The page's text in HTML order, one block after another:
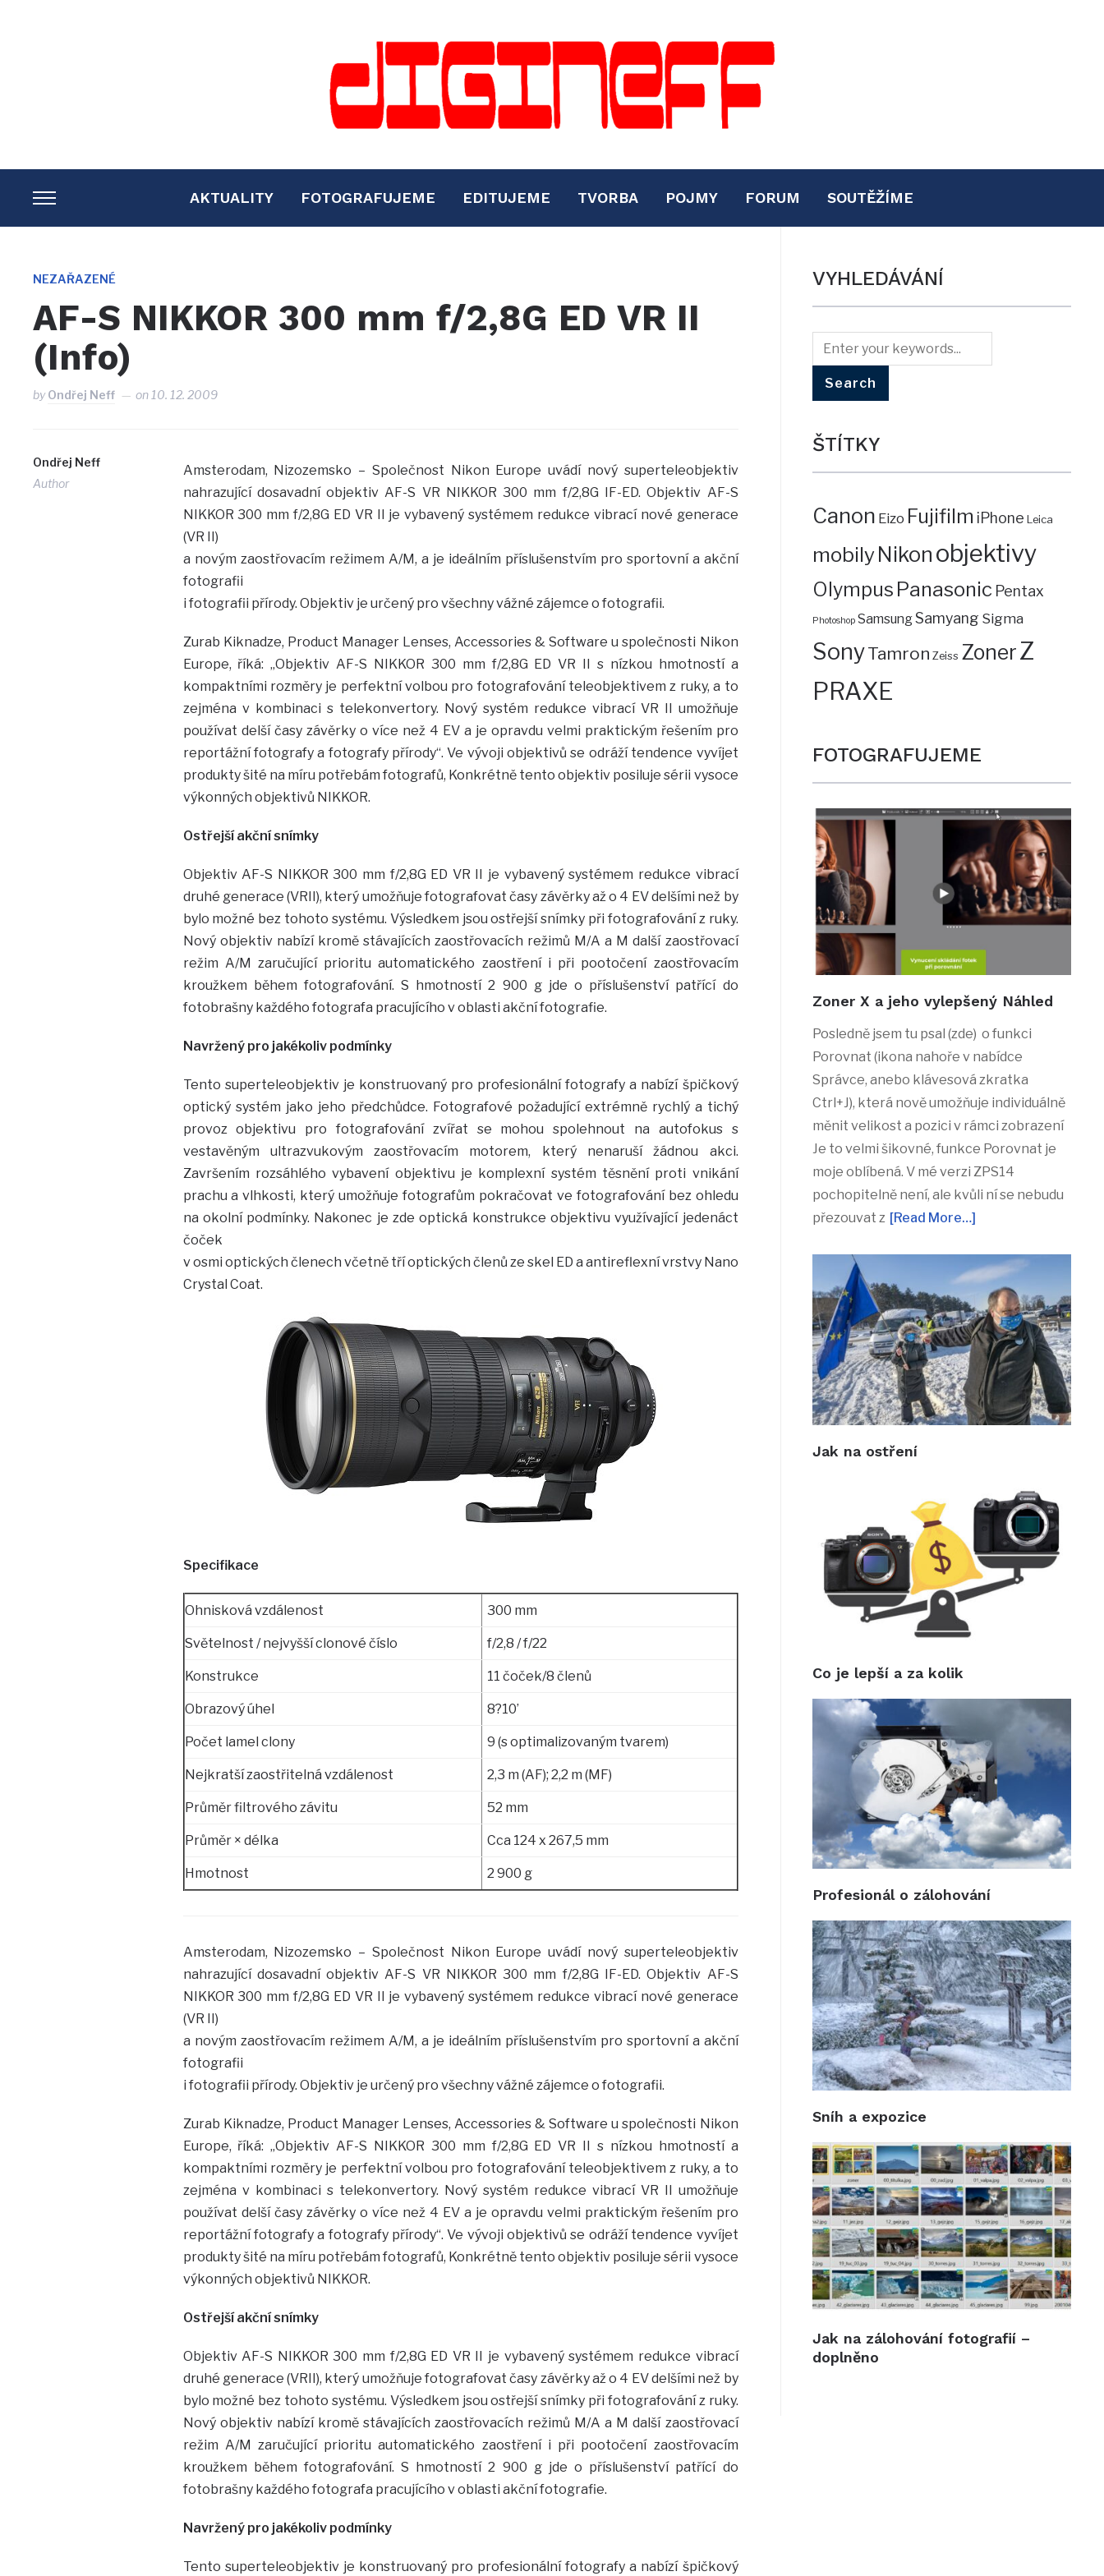
TOGGLE
SIDEBAR
NAVIGATION
AKTUALITY FOTOGRAFUJEME EDITUJEME TVORBA POJMY FORUM SOUTĚŽÍME
NEZAŘAZENÉ
AF-S NIKKOR 300 mm f/2,8G ED VR II
(Info)
byOndřej Neff on 10. 12. 2009
Ondřej Neff
Author
Amsterodam, Nizozemsko – Společnost Nikon Europe uvádí nový superteleobjektiv
nahrazující dosavadní objektiv AF-S VR NIKKOR 300 mm f/2,8G IF-ED. Objektiv AF-S
NIKKOR 300 mm f/2,8G ED VR II je vybavený systémem redukce vibrací nové generace
(VR II)
a novým zaostřovacím režimem A/M, a je ideálním příslušenstvím pro sportovní a akční
fotografii
i fotografii přírody. Objektiv je určený pro všechny vážné zájemce o fotografii.
Zurab Kiknadze, Product Manager Lenses, Accessories & Software u společnosti Nikon
Europe, říká: „Objektiv AF-S NIKKOR 300 mm f/2,8G ED VR II s nízkou hmotností a
kompaktními rozměry je perfektní volbou pro fotografování teleobjektivem z ruky, a to
zejména v kombinaci s telekonvertory. Nový systém redukce vibrací VR II umožňuje
používat delší časy závěrky o více než 4 EV a je opravdu velmi praktickým řešením pro
reportážní fotografy a fotografy přírody“. Ve vývoji objektivů se odráží tendence vyvíjet
produkty šité na míru potřebám fotografů, Konkrétně tento objektiv posiluje sérii vysoce
výkonných objektivů NIKKOR.
Ostřejší akční snímky
Objektiv AF-S NIKKOR 300 mm f/2,8G ED VR II je vybavený systémem redukce vibrací
druhé generace (VRII), který umožňuje fotografovat časy závěrky až o 4 EV delšími než by
bylo možné bez tohoto systému. Výsledkem jsou ostřejší snímky při fotografování z ruky.
Nový objektiv nabízí kromě stávajících zaostřovacích režimů M/A a M další zaostřovací
režim A/M zaručující prioritu automatického zaostření i při pootočení zaostřovacím
kroužkem během fotografování. S hmotností 2 900 g jde o příslušenství patřící do
fotobrašny každého fotografa pracujícího v oblasti akční fotografie.
Navržený pro jakékoliv podmínky
Tento superteleobjektiv je konstruovaný pro profesionální fotografy a nabízí špičkový
optický systém jako jeho předchůdce. Fotografové požadující extrémně rychlý a tichý
provoz objektivu pro fotografování zvířat se mohou spolehnout na autofokus s
vestavěným ultrazvukovým zaostřovacím motorem, který nenaruší žádnou akci.
Završením rozsáhlého vybavení objektivu je komplexní systém těsnění proti vnikání
prachu a vlhkosti, který umožňuje fotografům pokračovat ve fotografování bez ohledu
na okolní podmínky. Nakonec je zde optická konstrukce objektivu využívající jedenáct
čoček
v osmi optických členech včetně tří optických členů ze skel ED a antireflexní vrstvy Nano
Crystal Coat.
Specifikace
Ohnisková vzdálenost 300 mm
Světelnost / nejvyšší clonové číslo f/2,8 / f/22
Konstrukce 11 čoček/8 členů
Obrazový úhel 8?10’
Počet lamel clony 9 (s optimalizovaným tvarem)
Nejkratší zaostřitelná vzdálenost 2,3 m (AF); 2,2 m (MF)
Průměr filtrového závitu 52 mm
Průměr × délka Cca 124 x 267,5 mm
Hmotnost 2 900 g
Amsterodam, Nizozemsko – Společnost Nikon Europe uvádí nový superteleobjektiv
nahrazující dosavadní objektiv AF-S VR NIKKOR 300 mm f/2,8G IF-ED. Objektiv AF-S
NIKKOR 300 mm f/2,8G ED VR II je vybavený systémem redukce vibrací nové generace
(VR II)
a novým zaostřovacím režimem A/M, a je ideálním příslušenstvím pro sportovní a akční
fotografii
i fotografii přírody. Objektiv je určený pro všechny vážné zájemce o fotografii.
Zurab Kiknadze, Product Manager Lenses, Accessories & Software u společnosti Nikon
Europe, říká: „Objektiv AF-S NIKKOR 300 mm f/2,8G ED VR II s nízkou hmotností a
kompaktními rozměry je perfektní volbou pro fotografování teleobjektivem z ruky, a to
zejména v kombinaci s telekonvertory. Nový systém redukce vibrací VR II umožňuje
používat delší časy závěrky o více než 4 EV a je opravdu velmi praktickým řešením pro
reportážní fotografy a fotografy přírody“. Ve vývoji objektivů se odráží tendence vyvíjet
produkty šité na míru potřebám fotografů, Konkrétně tento objektiv posiluje sérii vysoce
výkonných objektivů NIKKOR.
Ostřejší akční snímky
Objektiv AF-S NIKKOR 300 mm f/2,8G ED VR II je vybavený systémem redukce vibrací
druhé generace (VRII), který umožňuje fotografovat časy závěrky až o 4 EV delšími než by
bylo možné bez tohoto systému. Výsledkem jsou ostřejší snímky při fotografování z ruky.
Nový objektiv nabízí kromě stávajících zaostřovacích režimů M/A a M další zaostřovací
režim A/M zaručující prioritu automatického zaostření i při pootočení zaostřovacím
kroužkem během fotografování. S hmotností 2 900 g jde o příslušenství patřící do
fotobrašny každého fotografa pracujícího v oblasti akční fotografie.
Navržený pro jakékoliv podmínky
Tento superteleobjektiv je konstruovaný pro profesionální fotografy a nabízí špičkový
VYHLEDÁVÁNÍ
ŠTÍTKY
Canon Eizo Fujifilm iPhone Leica
mobilyNikon objektivy
Olympus Panasonic Pentax
Photoshop SamsungSamyang Sigma
SonyTamron Zeiss ZonerZ
PRAXE
FOTOGRAFUJEME
Zoner X a jeho vylepšený Náhled
Posledně jsem tu psal (zde) o funkci
Porovnat (ikona nahoře v nabídce
Správce, anebo klávesová zkratka
Ctrl+J), která nově umožňuje individuálně
měnit velikost a pozici v rámci zobrazení
Je to velmi šikovné, funkce Porovnat je
moje oblíbená. V mé verzi ZPS14
pochopitelně není, ale kvůli ní se nebudu
přezouvat z [Read More…]
Jak na ostření
Co je lepší a za kolik
Profesionál o zálohování
Sníh a expozice
Jak na zálohování fotografií –
doplněno